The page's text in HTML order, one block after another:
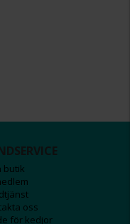
butik
oss
för kedjor